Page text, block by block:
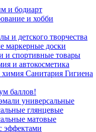
и бодиарт
и хобби
и детского творчества
маркерные доски
и спортивные товары
и автокосметика
химия Санитария Гигиена
баллов!
универсальные
глянцевые
матовые
эффектами